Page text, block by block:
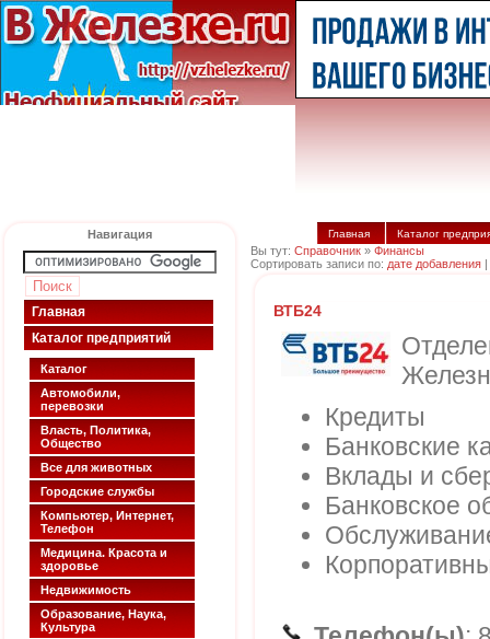
Навигация
Главная
Каталог предприятий
Каталог
Автомобили,
перевозки
Власть, Политика,
Общество
Все для животных
Городские службы
Компьютер, Интернет,
Телефон
Медицина. Красота и
здоровье
Недвижимость
Образование, Наука,
Культура
Главная Каталог
Вы тут: Справочник » Финансы
Сортировать записи по: дате добавления |
ВТБ24
Кредиты
Банковские
Вклады и
Банковское